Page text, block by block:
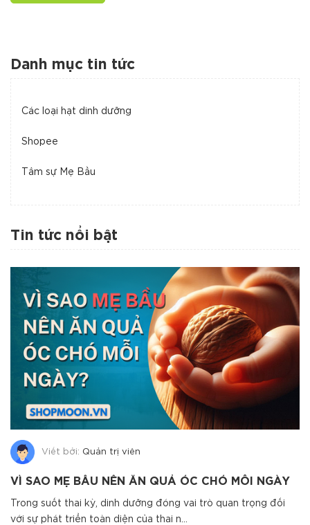
Danh mục tin tức
Các loại hạt dinh dưỡng
Shopee
Tâm sự Mẹ Bầu
Tin tức nổi bật
Viết bởi: Quản trị viên
VÌ SAO MẸ BẦU NÊN ĂN QUẢ ÓC CHÓ MỖI NGÀY
Trong suốt thai kỳ, dinh dưỡng đóng vai trò quan trọng đối
với sự phát triển toàn diện của thai n...